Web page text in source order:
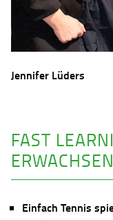
Jennifer Lüders
FAST
Einfach Tennis